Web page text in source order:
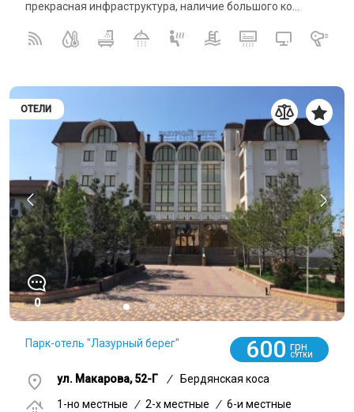
прекрасная инфраструктура, наличие большого ко...
ОТЕЛИ
0
Парк-отель "Лазурный берег" 600 грн
СУТКИ
ул. Макарова, 52-Г /
Бердянская коса
1-но местные
/ 2-x местные / 6-и местные